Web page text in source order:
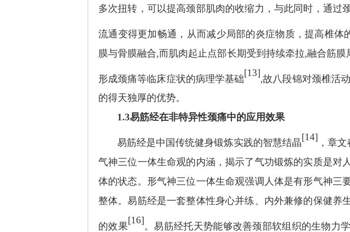
多次扭转，可以提高颈部肌肉的收缩力，与此同时，通
流通变得更加畅通，从而减少局部的炎症物质，提高椎体
膜与骨膜融合,而肌肉起止点部长期受到持续牵拉,融合筋
形成颈痛等临床症状的病理学基础
[13]
,故八段锦对颈椎活
的得天独厚的优势。
1.3易筋经在非特异性颈痛中的应用效果
易筋经是中国传统健身锻炼实践的智慧结晶
[14]
，章文
气神三位一体生命观的内涵，揭示了气功锻炼的实质是对
体的状态。形气神三位一体生命观强调人体是有形气神三
整体。易筋经是一套整体性身心并练、内外兼修的保健
的效果
[16]
。易筋经托天势能够改善颈部软组织的生物力